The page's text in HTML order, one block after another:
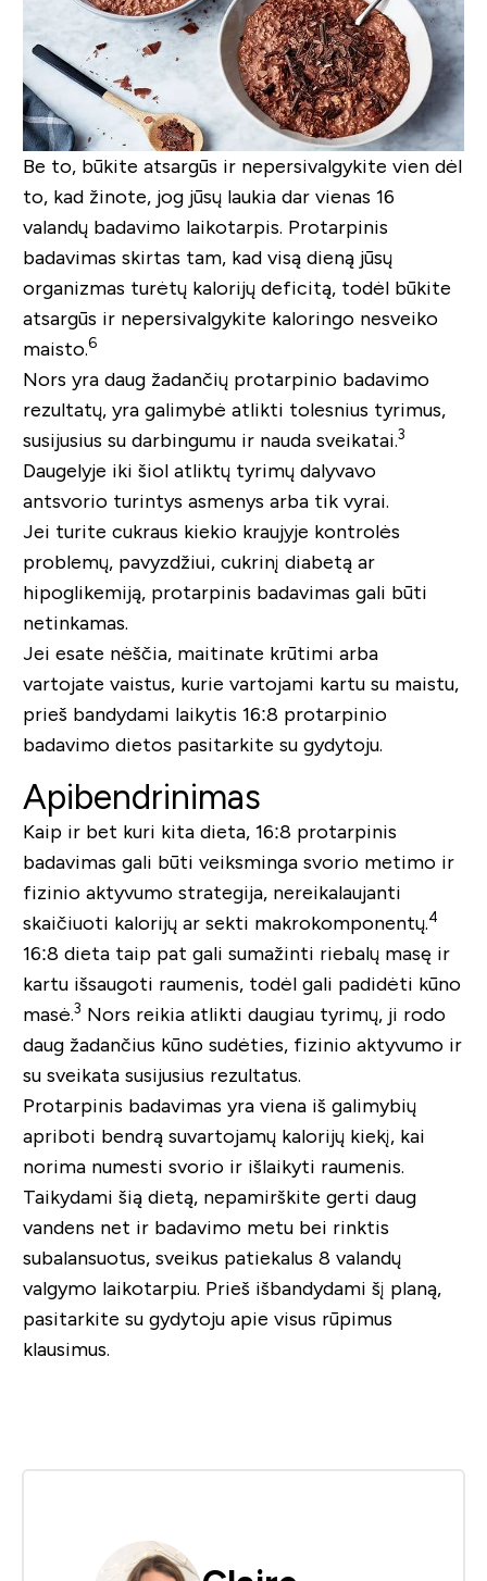
Be to, būkite atsargūs ir nepersivalgykite vien dėl
to, kad žinote, jog jūsų laukia dar vienas 16
valandų badavimo laikotarpis. Protarpinis
badavimas skirtas tam, kad visą dieną jūsų
organizmas turėtų kalorijų deficitą, todėl būkite
atsargūs ir nepersivalgykite kaloringo nesveiko
maisto.6
Nors yra daug žadančių protarpinio badavimo
rezultatų, yra galimybė atlikti tolesnius tyrimus,
susijusius su darbingumu ir nauda sveikatai.3
Daugelyje iki šiol atliktų tyrimų dalyvavo
antsvorio turintys asmenys arba tik vyrai.
Jei turite cukraus kiekio kraujyje kontrolės
problemų, pavyzdžiui, cukrinį diabetą ar
hipoglikemiją, protarpinis badavimas gali būti
netinkamas.
Jei esate nėščia, maitinate krūtimi arba
vartojate vaistus, kurie vartojami kartu su maistu,
prieš bandydami laikytis 16:8 protarpinio
badavimo dietos pasitarkite su gydytoju.
Apibendrinimas
Kaip ir bet kuri kita dieta, 16:8 protarpinis
badavimas gali būti veiksminga svorio metimo ir
fizinio aktyvumo strategija, nereikalaujanti
skaičiuoti kalorijų ar sekti makrokomponentų.4
16:8 dieta taip pat gali sumažinti riebalų masę ir
kartu išsaugoti raumenis, todėl gali padidėti kūno
masė.3 Nors reikia atlikti daugiau tyrimų, ji rodo
daug žadančius kūno sudėties, fizinio aktyvumo ir
su sveikata susijusius rezultatus.
Protarpinis badavimas yra viena iš galimybių
apriboti bendrą suvartojamų kalorijų kiekį, kai
norima numesti svorio ir išlaikyti raumenis.
Taikydami šią dietą, nepamirškite gerti daug
vandens net ir badavimo metu bei rinktis
subalansuotus, sveikus patiekalus 8 valandų
valgymo laikotarpiu. Prieš išbandydami šį planą,
pasitarkite su gydytoju apie visus rūpimus
klausimus.